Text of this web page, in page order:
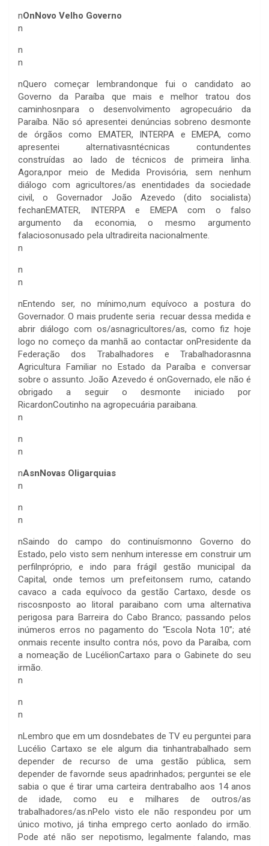
nOnNovo Velho Governo
n
n
n
nQuero começar lembrandonque fui o candidato ao
Governo da Paraíba que mais e melhor tratou dos
caminhosnpara o desenvolvimento agropecuário da
Paraíba. Não só apresentei denúncias sobreno desmonte
de órgãos como EMATER, INTERPA e EMEPA, como
apresentei alternativasntécnicas contundentes
construídas ao lado de técnicos de primeira linha.
Agora,npor meio de Medida Provisória, sem nenhum
diálogo com agricultores/as enentidades da sociedade
civil, o Governador João Azevedo (dito socialista)
fechanEMATER, INTERPA e EMEPA com o falso
argumento da economia, o mesmo argumento
falaciosonusado pela ultradireita nacionalmente.
n
n
n
nEntendo ser, no mínimo,num equívoco a postura do
Governador. O mais prudente seria recuar dessa medida e
abrir diálogo com os/asnagricultores/as, como fiz hoje
logo no começo da manhã ao contactar onPresidente da
Federação dos Trabalhadores e Trabalhadorasnna
Agricultura Familiar no Estado da Paraíba e conversar
sobre o assunto. João Azevedo é onGovernado, ele não é
obrigado a seguir o desmonte iniciado por
RicardonCoutinho na agropecuária paraibana.
n
n
n
nAsnNovas Oligarquias
n
n
n
nSaindo do campo do continuísmonno Governo do
Estado, pelo visto sem nenhum interesse em construir um
perfilnpróprio, e indo para frágil gestão municipal da
Capital, onde temos um prefeitonsem rumo, catando
cavaco a cada equívoco da gestão Cartaxo, desde os
riscosnposto ao litoral paraibano com uma alternativa
perigosa para Barreira do Cabo Branco; passando pelos
inúmeros erros no pagamento do “Escola Nota 10”; até
onmais recente insulto contra nós, povo da Paraíba, com
a nomeação de LucélionCartaxo para o Gabinete do seu
irmão.
n
n
n
nLembro que em um dosndebates de TV eu perguntei para
Lucélio Cartaxo se ele algum dia tinhantrabalhado sem
depender de recurso de uma gestão pública, sem
depender de favornde seus apadrinhados; perguntei se ele
sabia o que é tirar uma carteira dentrabalho aos 14 anos
de idade, como eu e milhares de outros/as
trabalhadores/as.nPelo visto ele não respondeu por um
único motivo, já tinha emprego certo aonlado do irmão.
Pode até não ser nepotismo, legalmente falando, mas